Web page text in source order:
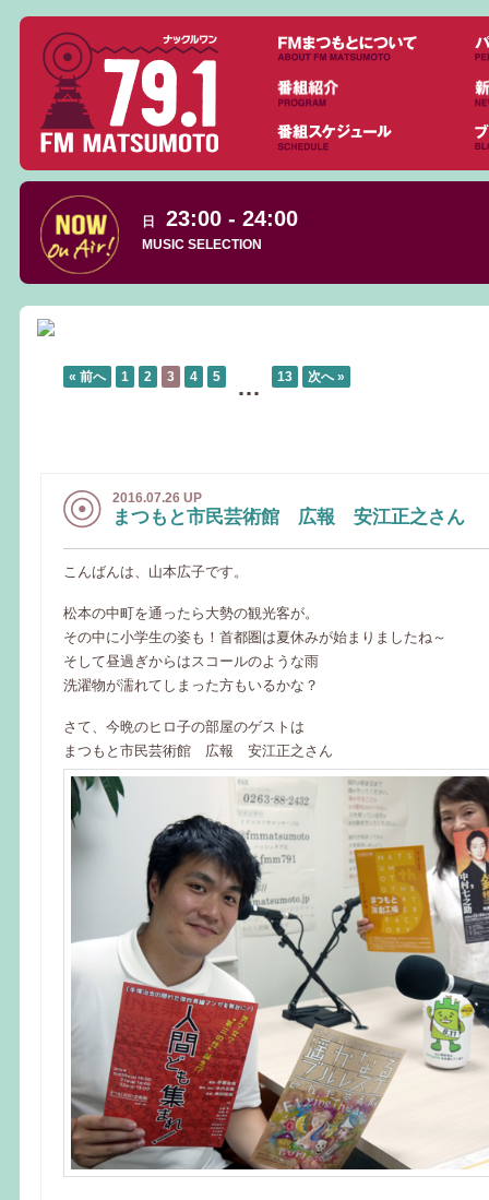
日 23:00 - 24:00
MUSIC SELECTION
« 前へ 1 2 3 4 5 … 13 次へ »
2016.07.26 UP
まつもと市民芸術館 広報 安江正之さん
こんばんは、山本広子です。
松本の中町を通ったら大勢の観光客が。
その中に小学生の姿も！首都圏は夏休みが始まりましたね～
そして昼過ぎからはスコールのような雨
洗濯物が濡れてしまった方もいるかな？
さて、今晩のヒロ子の部屋のゲストは
まつもと市民芸術館 広報 安江正之さん